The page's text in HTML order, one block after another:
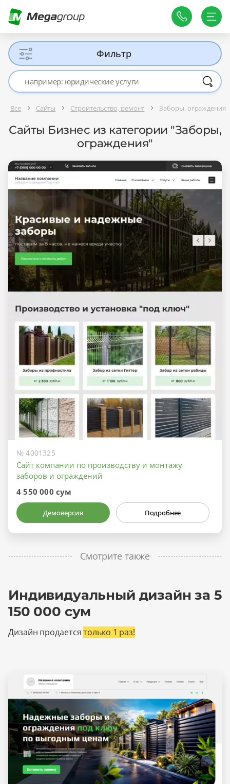
Фильтр
Все Сайты Строительство, ремонт Заборы, ограждения
Сайты Бизнес из категории "Заборы,
ограждения"
№ 4001325
Сайт компании по производству и монтажу
заборов и ограждений
4 550 000 сум
Демоверсия Подробнее
Смотрите также
Индивидуальный дизайн за 5
150 000 сум
Дизайн продаетсятолько 1 раз!